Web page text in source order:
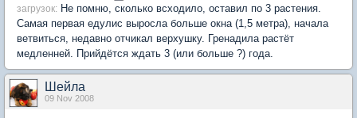
загрузок: Не помню, сколько всходило, оставил по 3 растения.
Самая первая едулис выросла больше окна (1,5 метра), начала
ветвиться, недавно отчикал верхушку. Гренадила растёт
медленней. Прийдётся ждать 3 (или больше ?) года.
Шейла
09 Nov 2008